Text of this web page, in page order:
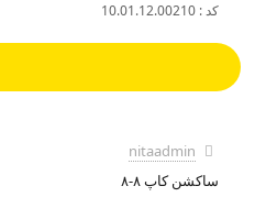
کد : 10.01.12.00210
nitaadmin
ساکشن کاپ ۸-۸